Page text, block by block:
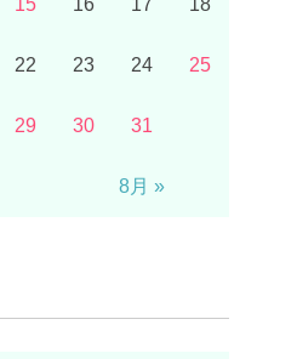
15 16 17 18
22 23 24 25
29 30 31
8月 »